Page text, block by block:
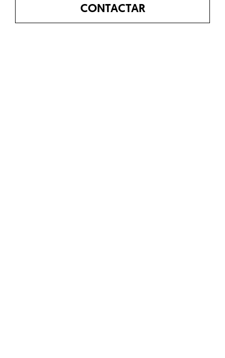
CONTACTAR